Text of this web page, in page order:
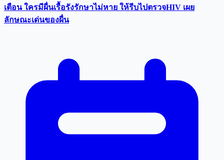
เตือน ใครมีผื่นเรื้อรังรักษาไม่หาย ให้รีบไปตรวจHIV เผย
ลักษณะเด่นของผื่น